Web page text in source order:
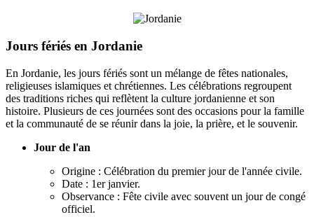
Jours fériés en Jordanie
En Jordanie, les jours fériés sont un mélange de fêtes nationales,
religieuses islamiques et chrétiennes. Les célébrations regroupent
des traditions riches qui reflètent la culture jordanienne et son
histoire. Plusieurs de ces journées sont des occasions pour la famille
et la communauté de se réunir dans la joie, la prière, et le souvenir.
Jour de l'an
Origine : Célébration du premier jour de l'année civile.
Date : 1er janvier.
Observance : Fête civile avec souvent un jour de congé
officiel.